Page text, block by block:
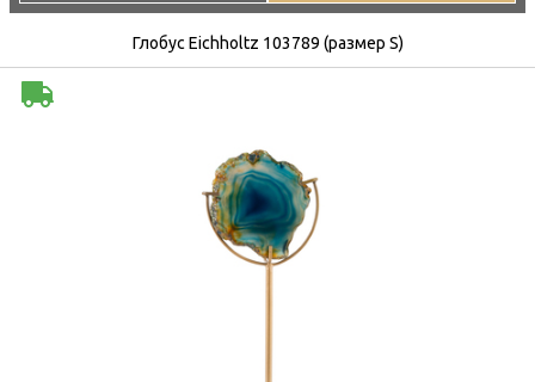
Глобус Eichholtz 103789 (размер S)